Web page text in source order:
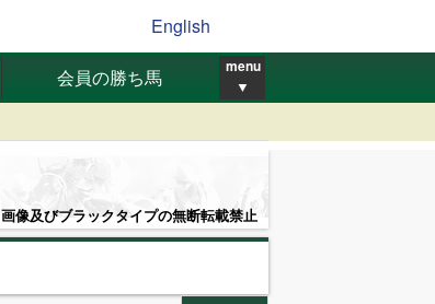
English
会員の勝ち馬 menu
▼
画像及びブラックタイプの無断転載禁止